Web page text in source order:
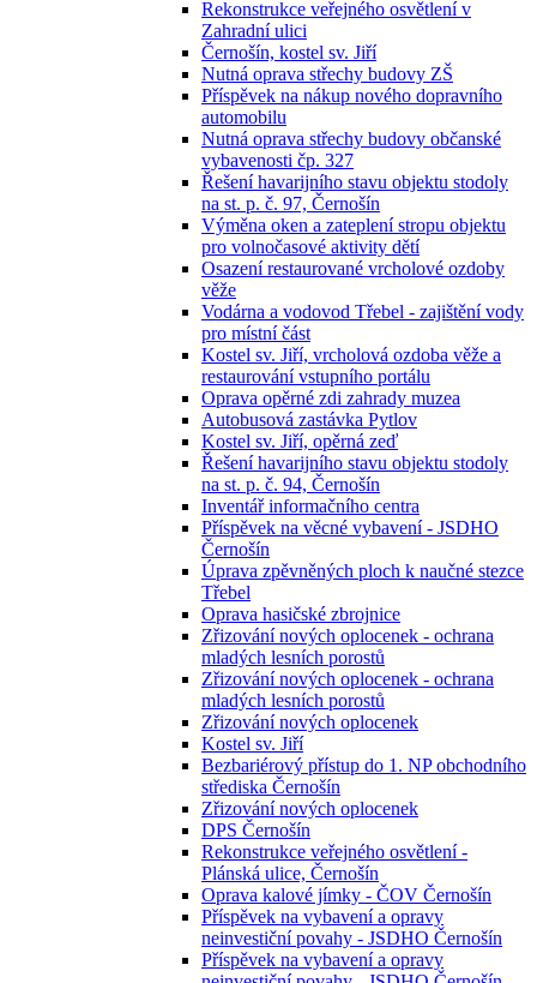
Rekonstrukce veřejného osvětlení v
Zahradní ulici
Černošín, kostel sv. Jiří
Nutná oprava střechy budovy ZŠ
Příspěvek na nákup nového dopravního
automobilu
Nutná oprava střechy budovy občanské
vybavenosti čp. 327
Řešení havarijního stavu objektu stodoly
na st. p. č. 97, Černošín
Výměna oken a zateplení stropu objektu
pro volnočasové aktivity dětí
Osazení restaurované vrcholové ozdoby
věže
Vodárna a vodovod Třebel - zajištění vody
pro místní část
Kostel sv. Jiří, vrcholová ozdoba věže a
restaurování vstupního portálu
Oprava opěrné zdi zahrady muzea
Autobusová zastávka Pytlov
Kostel sv. Jiří, opěrná zeď
Řešení havarijního stavu objektu stodoly
na st. p. č. 94, Černošín
Inventář informačního centra
Příspěvek na věcné vybavení - JSDHO
Černošín
Úprava zpěvněných ploch k naučné stezce
Třebel
Oprava hasičské zbrojnice
Zřizování nových oplocenek - ochrana
mladých lesních porostů
Zřizování nových oplocenek - ochrana
mladých lesních porostů
Zřizování nových oplocenek
Kostel sv. Jiří
Bezbariérový přístup do 1. NP obchodního
střediska Černošín
Zřizování nových oplocenek
DPS Černošín
Rekonstrukce veřejného osvětlení -
Plánská ulice, Černošín
Oprava kalové jímky - ČOV Černošín
Příspěvek na vybavení a opravy
neinvestiční povahy - JSDHO Černošín
Příspěvek na vybavení a opravy